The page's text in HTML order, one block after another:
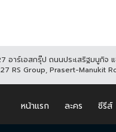
อาร์เอสกรุ๊ป ถนนประเสริฐมนูกิจ
RS Group, Prasert-Manukit
หน้าแรก ละคร ซีรีส์